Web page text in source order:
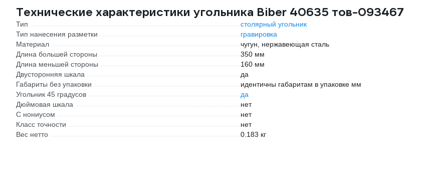
Технические характеристики угольника Biber 40635 тов-093467
Тип
столярный угольник
Тип нанесения разметки
гравировка
Материал
чугун, нержавеющая сталь
Длина большей стороны
350 мм
Длина меньшей стороны
160 мм
Двусторонняя шкала
да
Габариты без упаковки
идентичны габаритам в упаковке мм
Угольник 45 градусов
да
Дюймовая шкала
нет
С нониусом
нет
Класс точности
нет
Вес нетто
0.183 кг